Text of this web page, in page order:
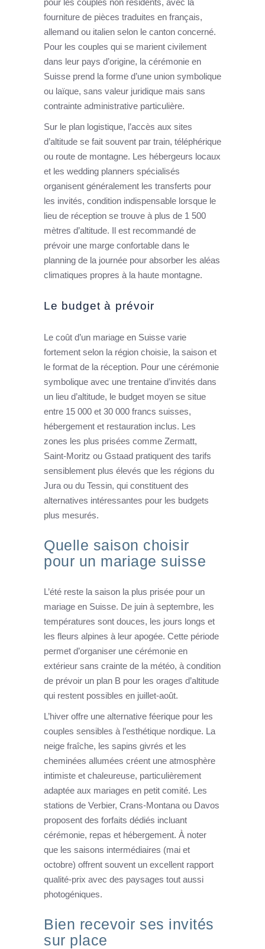
fourniture de pièces traduites en français,
allemand ou italien selon le canton concerné.
Pour les couples qui se marient civilement
dans leur pays d’origine, la cérémonie en
Suisse prend la forme d’une union symbolique
ou laïque, sans valeur juridique mais sans
contrainte administrative particulière.
Sur le plan logistique, l’accès aux sites
d’altitude se fait souvent par train, téléphérique
ou route de montagne. Les hébergeurs locaux
et les wedding planners spécialisés
organisent généralement les transferts pour
les invités, condition indispensable lorsque le
lieu de réception se trouve à plus de 1 500
mètres d’altitude. Il est recommandé de
prévoir une marge confortable dans le
planning de la journée pour absorber les aléas
climatiques propres à la haute montagne.
Le budget à prévoir
Le coût d’un mariage en Suisse varie
fortement selon la région choisie, la saison et
le format de la réception. Pour une cérémonie
symbolique avec une trentaine d’invités dans
un lieu d’altitude, le budget moyen se situe
entre 15 000 et 30 000 francs suisses,
hébergement et restauration inclus. Les
zones les plus prisées comme Zermatt,
Saint-Moritz ou Gstaad pratiquent des tarifs
sensiblement plus élevés que les régions du
Jura ou du Tessin, qui constituent des
alternatives intéressantes pour les budgets
plus mesurés.
Quelle saison choisir
pour un mariage suisse
L’été reste la saison la plus prisée pour un
mariage en Suisse. De juin à septembre, les
températures sont douces, les jours longs et
les fleurs alpines à leur apogée. Cette période
permet d’organiser une cérémonie en
extérieur sans crainte de la météo, à condition
de prévoir un plan B pour les orages d’altitude
qui restent possibles en juillet-août.
L’hiver offre une alternative féerique pour les
couples sensibles à l’esthétique nordique. La
neige fraîche, les sapins givrés et les
cheminées allumées créent une atmosphère
intimiste et chaleureuse, particulièrement
adaptée aux mariages en petit comité. Les
stations de Verbier, Crans-Montana ou Davos
proposent des forfaits dédiés incluant
cérémonie, repas et hébergement. À noter
que les saisons intermédiaires (mai et
octobre) offrent souvent un excellent rapport
qualité-prix avec des paysages tout aussi
photogéniques.
Bien recevoir ses invités
sur place